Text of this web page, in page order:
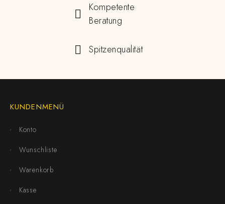
Kompetente
Beratung
Spitzenqualität
KUNDENMENÜ
Konto
Wunschliste
Warenkorb
Kasse